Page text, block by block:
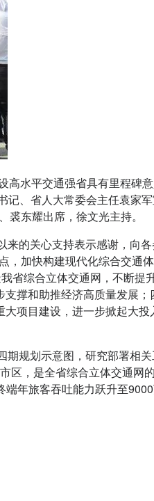
水平交通强省具有里程碑
、省人大常委会主任袁家
东耀出席，徐文光主持。
的关心支持表示感谢，向
加快构建现代化综合交通
省综合立体交通网，不断提
撑和助推经济高质量发展
项目建设，进一步掀起大
规划示意图，研究部署相
区，是全省综合立体交通网
年旅客吞吐能力跃升至